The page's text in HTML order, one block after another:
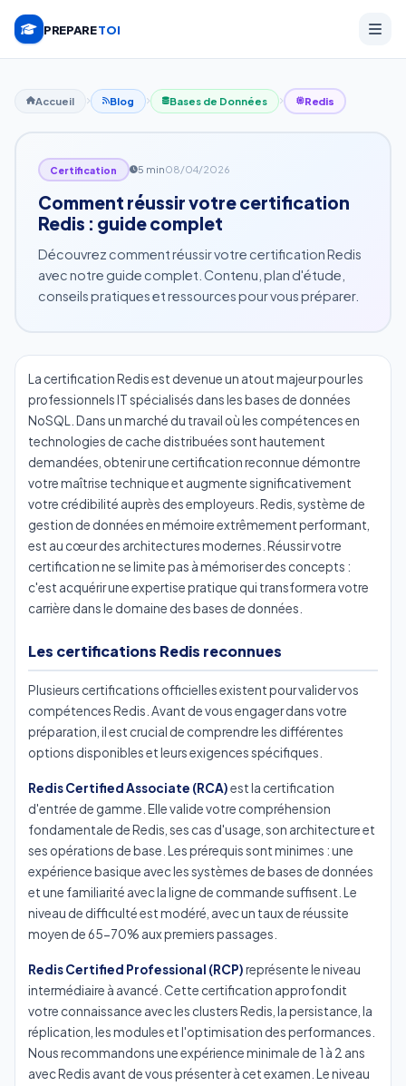
PREPARETOI
Accueil Blog Bases de Données Redis
Certification 5 min08/04/2026
Comment réussir votre certification
Redis : guide complet
Découvrez comment réussir votre certification Redis
avec notre guide complet. Contenu, plan d'étude,
conseils pratiques et ressources pour vous préparer.
La certification Redis est devenue un atout majeur pour les
professionnels IT spécialisés dans les bases de données
NoSQL. Dans un marché du travail où les compétences en
technologies de cache distribuées sont hautement
demandées, obtenir une certification reconnue démontre
votre maîtrise technique et augmente significativement
votre crédibilité auprès des employeurs. Redis, système de
gestion de données en mémoire extrêmement performant,
est au cœur des architectures modernes. Réussir votre
certification ne se limite pas à mémoriser des concepts :
c'est acquérir une expertise pratique qui transformera votre
carrière dans le domaine des bases de données.
Les certifications Redis reconnues
Plusieurs certifications officielles existent pour valider vos
compétences Redis. Avant de vous engager dans votre
préparation, il est crucial de comprendre les différentes
options disponibles et leurs exigences spécifiques.
Redis Certified Associate (RCA)est la certification
d'entrée de gamme. Elle valide votre compréhension
fondamentale de Redis, ses cas d'usage, son architecture et
ses opérations de base. Les prérequis sont minimes : une
expérience basique avec les systèmes de bases de données
et une familiarité avec la ligne de commande suffisent. Le
niveau de difficulté est modéré, avec un taux de réussite
moyen de 65-70% aux premiers passages.
Redis Certified Professional (RCP)représente le niveau
intermédiaire à avancé. Cette certification approfondit
votre connaissance avec les clusters Redis, la persistance, la
réplication, les modules et l'optimisation des performances.
Nous recommandons une expérience minimale de 1 à 2 ans
avec Redis avant de vous présenter à cet examen. Le niveau